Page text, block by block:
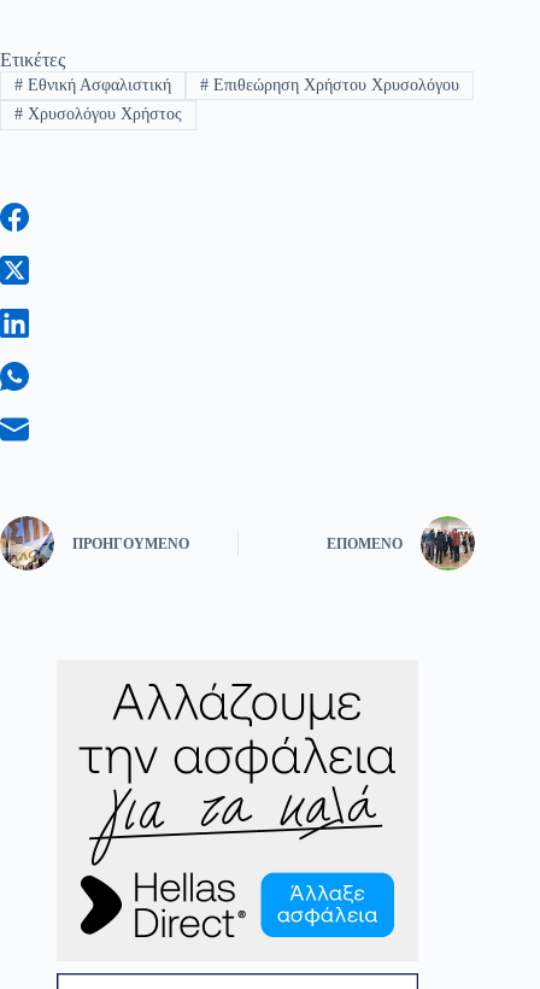
Ετικέτες
#Εθνική Ασφαλιστική #Επιθεώρηση Χρήστου Χρυσολόγου
#Χρυσολόγου Χρήστος
ΠΡΟΗΓΟΎΜΕΝΟ ΕΠΌΜΕΝΟ